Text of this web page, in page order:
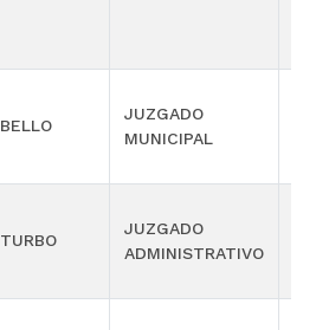
BELLO
JUZGADO
MUNICIPAL
TURBO
JUZGADO
ADMINISTRATIVO